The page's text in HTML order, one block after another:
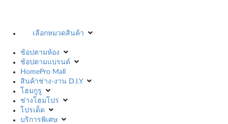
เลือกหมวดสินค้า
ช้อปตามห้อง
ช้อปตามแบรนด์
HomePro Mall
สินค้าช่าง-งาน D.I.Y
โฮมกูรู
ช่างโฮมโปร
โปรเด็ด
บริการพิเศษ